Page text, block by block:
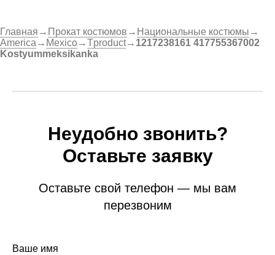
Главная → Прокат костюмов → Национальные костюмы →
America → Mexico→Tproduct→ 1217238161 417755367002
Kostyummeksikanka
Неудобно звонить?
Оставьте заявку
Оставьте свой телефон — мы вам
перезвоним
Ваше имя